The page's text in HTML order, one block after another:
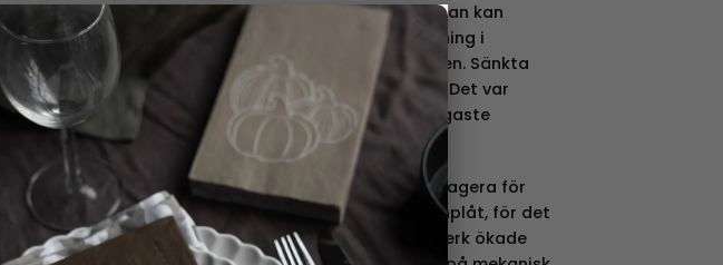
×
gränser på vad man kan ha burkarna till och vart man kan
placera dem. I början av 1800-talet kunde plåtvalsning i
valsverk på allvar rivalisera med smidestillverkningen. Sänkta
priser gjorde att nyttjandet av plåt ökad drastiskt. Det var
dock ännu dyrbart och trä var fortfarande det billigaste
materialet.
Vid mitten av seklet började man i Sverige att propagera för
användning av förzinkad, numera kallad galvad järnplåt, för det
var bättre resistent mot rost. Expansionen av valsverk ökade